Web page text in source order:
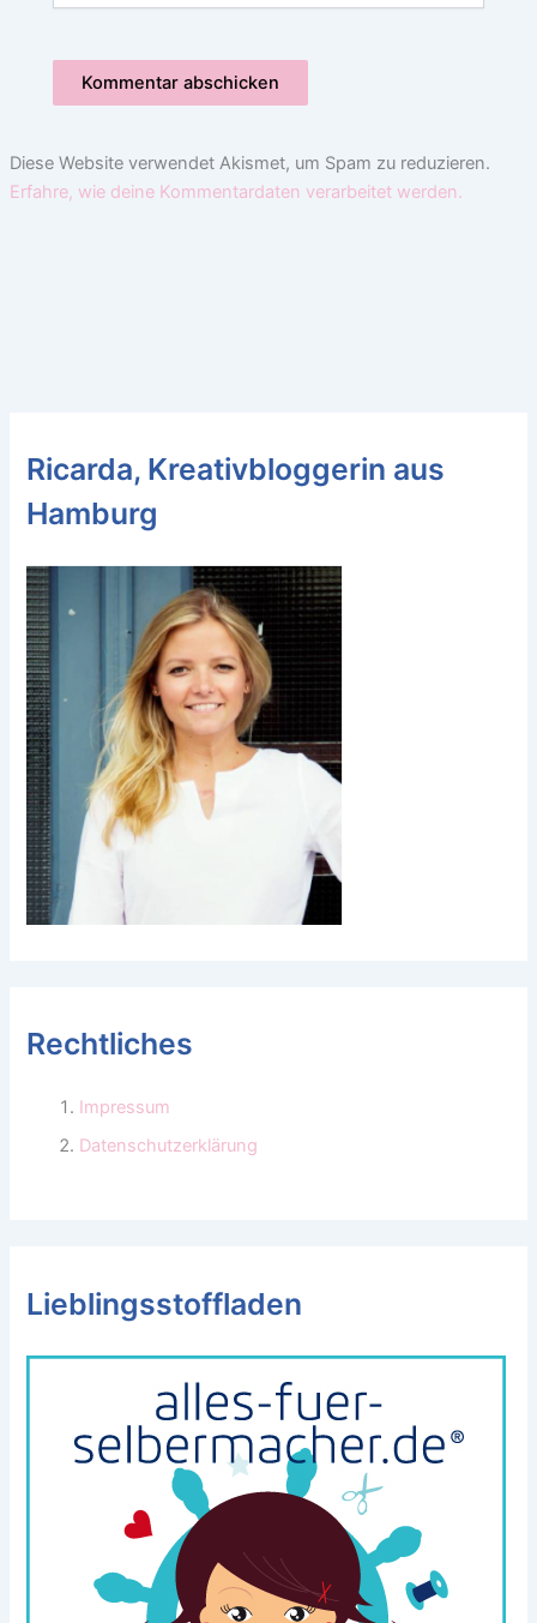
Diese Website verwendet Akismet, um Spam zu reduzieren.
Erfahre, wie deine Kommentardaten verarbeitet werden.
Ricarda, Kreativbloggerin aus
Hamburg
Rechtliches
Impressum
Datenschutzerklärung
Lieblingsstoffladen